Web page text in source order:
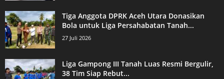
Tiga Anggota DPRK Aceh Utara Donasikan
Bola untuk Liga Persahabatan Tanah...
27 Juli 2026
Liga Gampong III Tanah Luas Resmi Bergulir,
38 Tim Siap Rebut...